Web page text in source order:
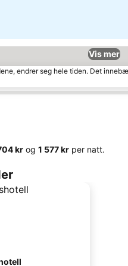
Vis mer
endrer seg hele tiden. Det
kr og ‎1 577 kr per natt.